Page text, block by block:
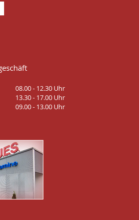
08.00 - 12.30 Uhr
13.30 - 17.00 Uhr
09.00 - 13.00 Uhr